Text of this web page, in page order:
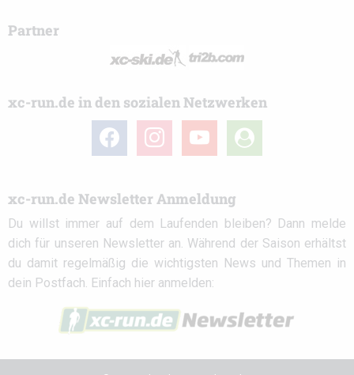
Partner
xc-run.de in den sozialen Netzwerken
facebook instagramyoutube
user-
circle
xc-run.de Newsletter Anmeldung
Du willst immer auf dem Laufenden bleiben? Dann melde
dich für unseren Newsletter an. Während der Saison erhältst
du damit regelmäßig die wichtigsten News und Themen in
dein Postfach. Einfach hier anmelden: